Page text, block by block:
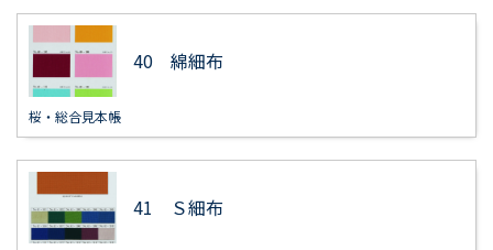
40 綿細布
桜・総合見本帳
41 Ｓ細布